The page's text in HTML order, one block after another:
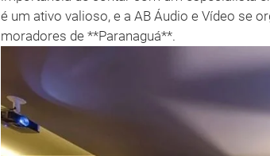
é um ativo valioso, e a AB Áudio e Vídeo se
moradores de **Paranaguá**.